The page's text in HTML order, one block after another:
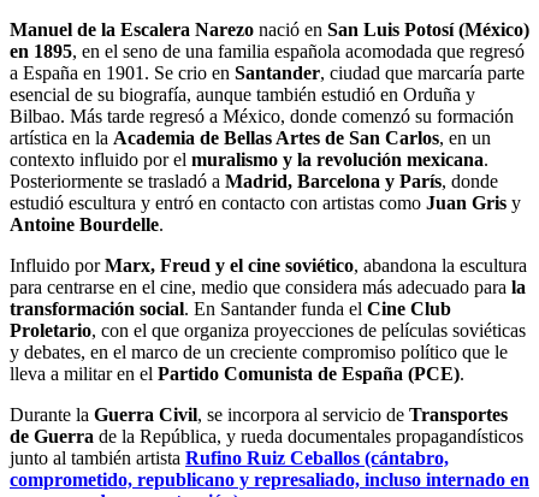
Manuel de la Escalera Narezo nació en San Luis Potosí (México)
en 1895, en el seno de una familia española acomodada que regresó
a España en 1901. Se crio en Santander, ciudad que marcaría parte
esencial de su biografía, aunque también estudió en Orduña y
Bilbao. Más tarde regresó a México, donde comenzó su formación
artística en la Academia de Bellas Artes de San Carlos, en un
contexto influido por el muralismo y la revolución mexicana.
Posteriormente se trasladó a Madrid, Barcelona y París, donde
estudió escultura y entró en contacto con artistas como Juan Gris y
Antoine Bourdelle.
Influido porMarx, Freud y el cine soviético, abandona la escultura
para centrarse en el cine, medio que considera más adecuado para la
transformación social. En Santander funda el Cine Club
Proletario, con el que organiza proyecciones de películas soviéticas
y debates, en el marco de un creciente compromiso político que le
lleva a militar en el Partido Comunista de España (PCE).
Durante la Guerra Civil, se incorpora al servicio de Transportes
de Guerra de la República, y rueda documentales propagandísticos
junto al también artista Rufino Ruiz Ceballos (cántabro,
comprometido, republicano y represaliado, incluso internado en